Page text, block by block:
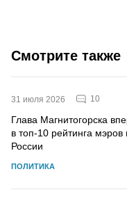
Смотрите также
31 июля 2026 10
Глава Магнитогорска
в топ-10 рейтинга мэров
России
ПОЛИТИКА